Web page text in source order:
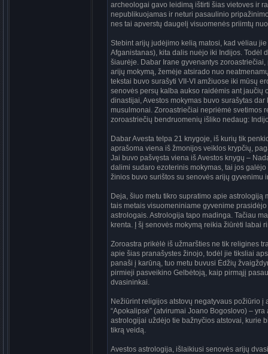
archeologai gavo leidimą ištirti šias vietoves ir
nepublikuojamas ir neturi pasaulinio
nes tai apverstų daugelį visuomenės priimtų
Stebint arijų judėjimo kelią matosi, kad vėliau
Afganistanas), kita dalis nuėjo iki Indijos. Todėl
šiaurėje. Dabar Irane gyvenantys
arijų mokymą, žemėje atsirado nuo
tekstai buvo surašyti VII-VI amžiuose iki mūsų
senovės persų kalba aukso raidėmis ant jaučių
dinastijai, Avestos mokymas buvo surašytas
musulmonai. Zoroastriečiai nepriėmė svetimos
zoroastriečių bendruomenių išliko nedaug:
Dabar Avesta telpa 21 knygoje, iš kurių tik
aprašoma viena iš žmonijos veiklos krypčių,
Jai buvo pašvęsta viena iš Avestos knygų –
dalimi sudaro ezoterinis mokymas, tai jos
žinios buvo surištos su senovės arijų
Deja, šiuo metu tikro supratimo apie
tais metais visuomeniniame gyvenime
astrologais. Astrologija tapo madinga. Tačiau
krenta. Į šį senovės mokymą reikia žiūrėti labai
Zoroastra prikėlė iš užmaršties ne tik religines
apie šias pranašystes žinojo, todėl jie tiksliai
panaši į karūną, tuo metu buvusi Ėdžių
pirmieji pasveikino Gelbėtoją, kaip pirmąjį
dvasininkai.
Nežiūrint religijos atstovų negatyvaus požiūrio
“Apokalipsė” (atvirumai Joano Bogoslovo) –
astrologijai uždėjo tie bažnyčios atstovai, kurie
tikrą veidą.
Avestos astrologija, išlaikiusi senovės arijų